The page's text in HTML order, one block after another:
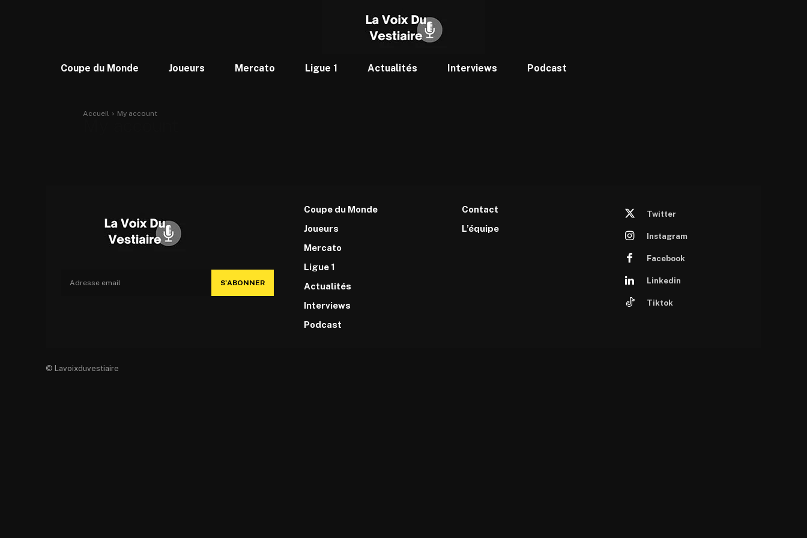
Coupe du Monde Joueurs Mercato Ligue 1 Actualités Interviews Podcast
Accueil My account
S'ABONNER
Coupe du Monde
Joueurs
Mercato
Ligue 1
Actualités
Interviews
Podcast
Contact
L’équipe
Twitter
Instagram
Facebook
Linkedin
Tiktok
© Lavoixduvestiaire